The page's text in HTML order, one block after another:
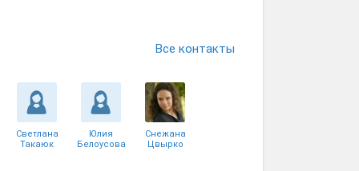
Все контакты
Светлана
Такаюк
Юлия
Белоусова
Снежана
Цвырко